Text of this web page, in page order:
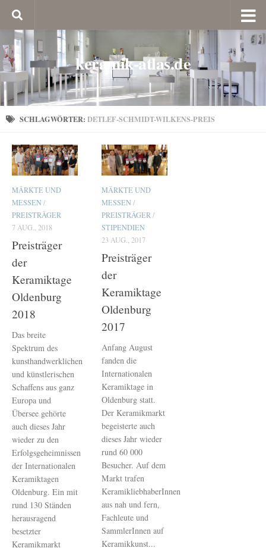
keramik-atlas.de
SCHLAGWÖRTER: DETLEF-SCHMIDT-WILKENS-PREIS
MÄRKTE UND
MESSEN/
PREISTRÄGER
7 AUG., 2018
Preisträger
der
Keramiktage
Oldenburg
2018
Das breite
Spektrum des
kunsthandwerklichen
und künstlerischen
Schaffens aus ganz
Europa und
Übersee gehörte
auch dieses Jahr
wieder zu den
Erfolgsgeheimnissen
der Internationalen
Keramiktagen
Oldenburg. Ein mit
rund 130 Ständen
herausragend
besetzter
Keramikmarkt
MÄRKTE UND
MESSEN/
PREISTRÄGER/
STIPENDIEN
23 AUG., 2017
Preisträger
der
Keramiktage
Oldenburg
2017
Anfang August
fanden die
Internationalen
Keramiktage in
Oldenburg statt.
Der Keramikmarkt
begeisterte auch
dieses Jahr wieder
rund 60 000
Besucher. Auf dem
Markt trafen
KeramikliebhaberInnen
aus nah und fern,
Fachleute und
SammlerInnen auf
Keramikkunst...